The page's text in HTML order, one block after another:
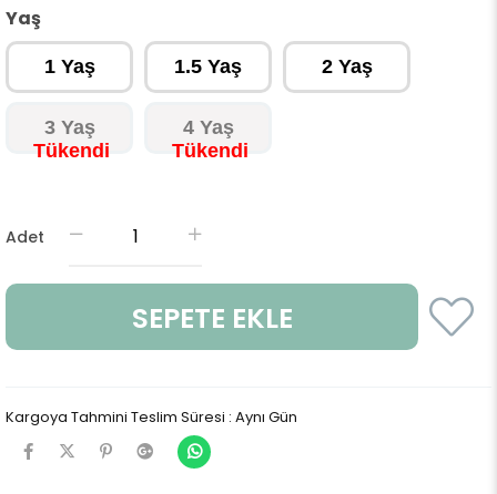
Yaş
1 Yaş 1.5 Yaş 2 Yaş
3 Yaş 4 Yaş
Adet
Kargoya Tahmini Teslim Süresi : Aynı Gün